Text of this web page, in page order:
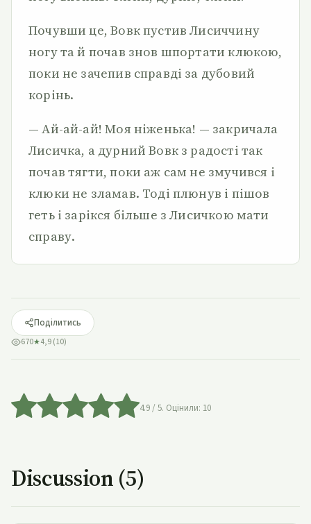
Почувши це, Вовк пустив Лисиччину
ногу та й почав знов шпортати клюкою,
поки не зачепив справді за дубовий
корінь.
— Ай-ай-ай! Моя ніженька! — закричала
Лисичка, а дурний Вовк з радості так
почав тягти, поки аж сам не змучився і
клюки не зламав. Тоді плюнув і пішов
геть і зарікся більше з Лисичкою мати
справу.
Поділитись
670★4,9 (10)
4.9/ 5. Оцінили: 10
Discussion (5)